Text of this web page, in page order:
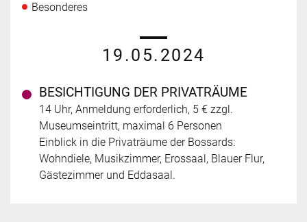
Besonderes
19.05.2024
BESICHTIGUNG DER PRIVATRÄUME
14 Uhr, Anmeldung erforderlich, 5 € zzgl.
Museumseintritt, maximal 6 Personen
Einblick in die Privaträume der Bossards:
Wohndiele, Musikzimmer, Erossaal, Blauer Flur,
Gästezimmer und Eddasaal.